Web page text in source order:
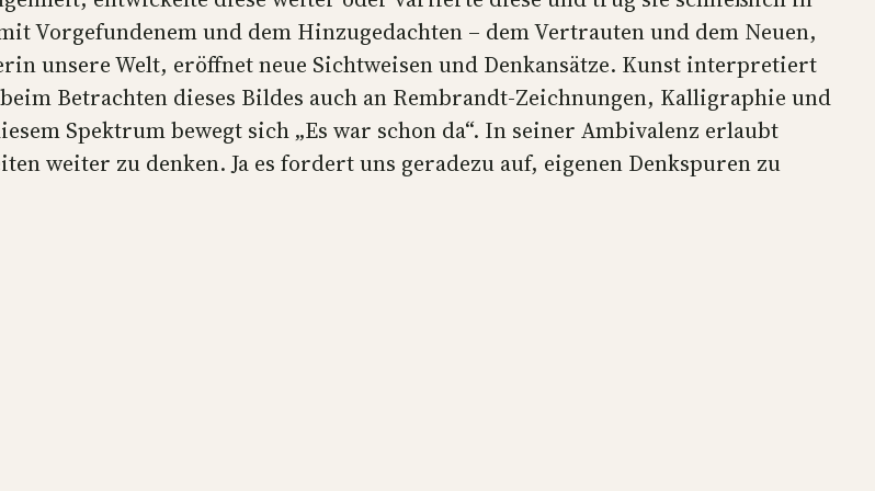
Vorgefundenem und dem Hinzugedachten – dem Vertrauten und dem Neuen,
unsere Welt, eröffnet neue Sichtweisen und Denkansätze. Kunst interpretiert
Betrachten dieses Bildes auch an Rembrandt-Zeichnungen, Kalligraphie und
Spektrum bewegt sich „Es war schon da“. In seiner Ambivalenz erlaubt
weiter zu denken. Ja es fordert uns geradezu auf, eigenen Denkspuren zu